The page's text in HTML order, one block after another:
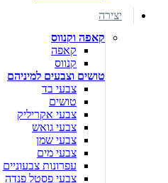
יצירה
קאפה וקנווס
קאפה
קנווס
טושים וצבעים למיניהם
צבעי בד
טושים
צבעי אקריליק
צבעי גואש
צבעי שמן
צבעי מים
עפרונות צבעוניים
צבעי פסטל פנדה